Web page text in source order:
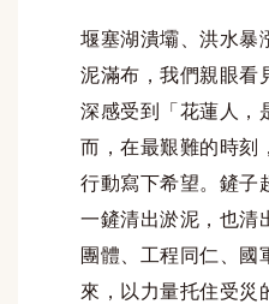
堰塞湖潰壩、洪水暴
泥滿布，我們親眼看
深感受到「花蓮人，
而，在最艱難的時刻
行動寫下希望。鏟子
一鏟清出淤泥，也清
團體、工程同仁、國
來，以力量托住受災